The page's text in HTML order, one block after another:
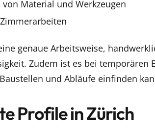
Material und Werkzeugen
genaue Arbeitsweise,
Zudem ist es bei temporären
und Abläufe einfinden
Profile in Zürich